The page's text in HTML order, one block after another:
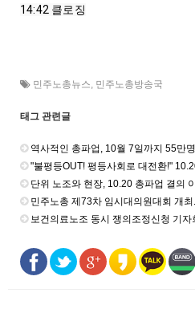
14:42 클로징
민주노총뉴스, 민주노총방송국
태그 관련글
역사적인 총파업, 10월 7일까지 55만
"불평등OUT! 평등사회로 대전환!"
단위 노조와 현장, 10.20 총파업 결의
민주노총 제73차 임시대의원대회 개
보건의료노조 동시 쟁의조정신청 기